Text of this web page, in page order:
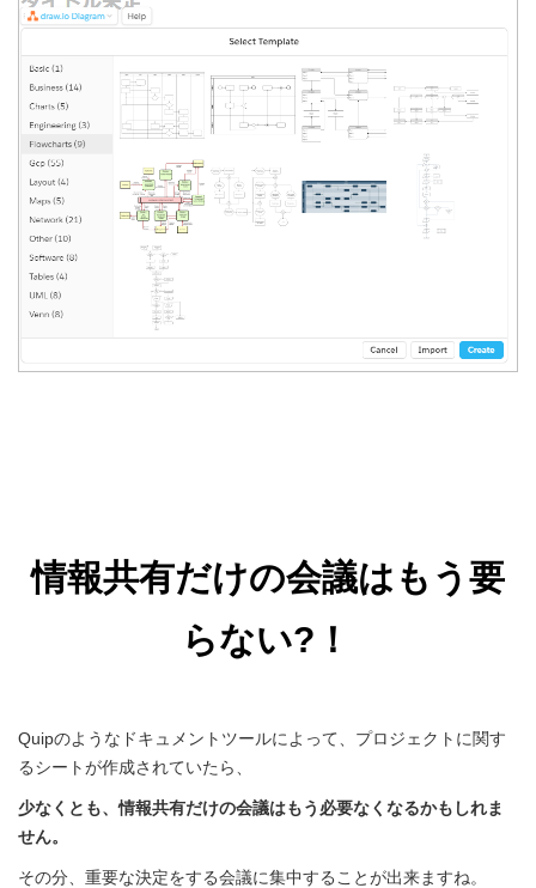
情報共有だけの会議はもう要
らない? ！
Quipのようなドキュメントツールによって、プロジェクトに関す
るシートが作成されていたら、
少なくとも、情報共有だけの会議はもう必要なくなるかもしれま
せん。
その分、重要な決定をする会議に集中することが出来ますね。